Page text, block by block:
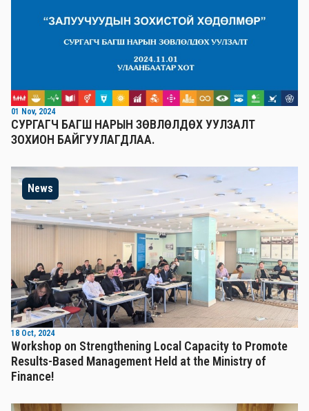
01 Nov, 2024
СУРГАГЧ БАГШ НАРЫН ЗӨВЛӨЛДӨХ УУЛЗАЛТ
ЗОХИОН БАЙГУУЛАГДЛАА.
News
18 Oct, 2024
Workshop on Strengthening Local Capacity to Promote
Results-Based Management Held at the Ministry of
Finance!